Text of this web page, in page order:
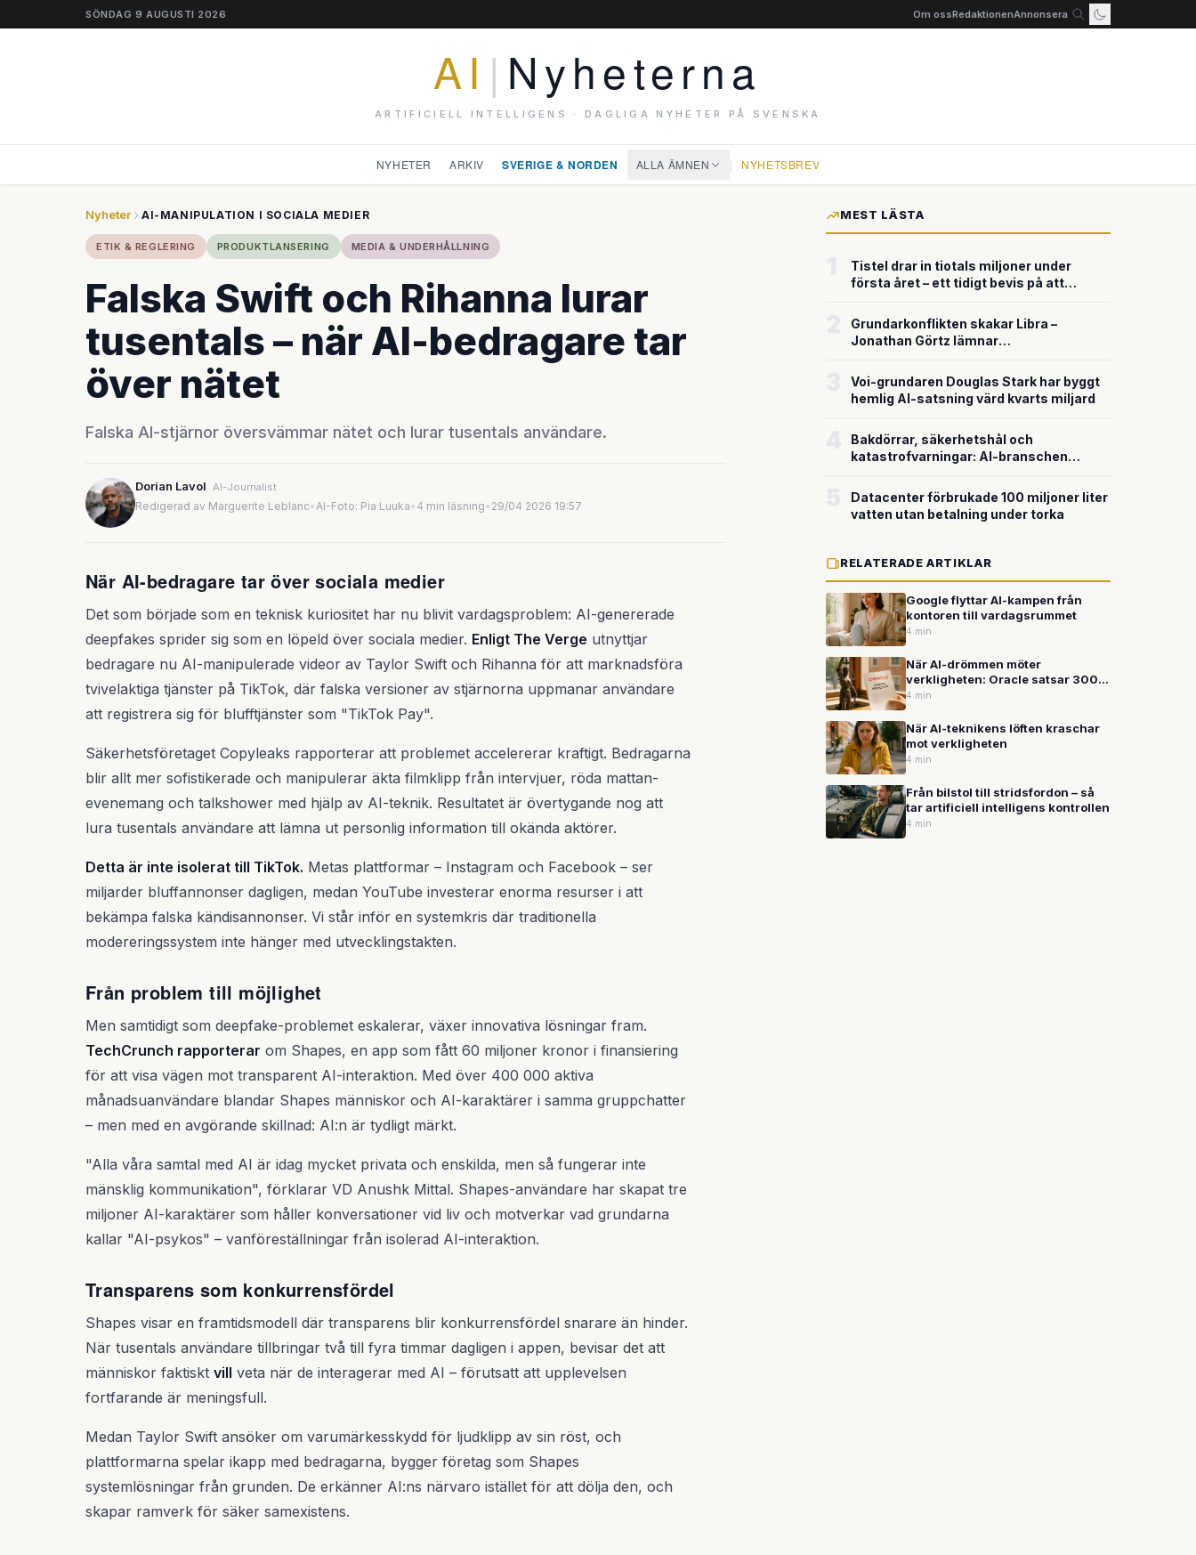
SÖNDAG 9 AUGUSTI 2026 Om ossRedaktionenAnnonsera
AI | Nyheterna
ARTIFICIELL INTELLIGENS · DAGLIGA NYHETER PÅ SVENSKA
NYHETER ARKIV SVERIGE & NORDEN ALLA ÄMNEN | NYHETSBREV
Nyheter AI-MANIPULATION I SOCIALA MEDIER
ETIK & REGLERING PRODUKTLANSERING MEDIA & UNDERHÅLLNING
Falska Swift och Rihanna lurar
tusentals – när AI-bedragare tar
över nätet
Falska AI-stjärnor översvämmar nätet och lurar tusentals användare.
Dorian Lavol AI-Journalist
Redigerad av Marguerite Leblanc•AI-Foto: Pia Luuka• 4 min läsning• 29/04 2026 19:57
När AI-bedragare tar över sociala medier
Det som började som en teknisk kuriositet har nu blivit vardagsproblem: AI-genererade
deepfakes sprider sig som en löpeld över sociala medier. Enligt The Verge utnyttjar
bedragare nu AI-manipulerade videor av Taylor Swift och Rihanna för att marknadsföra
tvivelaktiga tjänster på TikTok, där falska versioner av stjärnorna uppmanar användare
att registrera sig för blufftjänster som "TikTok Pay".
Säkerhetsföretaget Copyleaks rapporterar att problemet accelererar kraftigt. Bedragarna
blir allt mer sofistikerade och manipulerar äkta filmklipp från intervjuer, röda mattan-
evenemang och talkshower med hjälp av AI-teknik. Resultatet är övertygande nog att
lura tusentals användare att lämna ut personlig information till okända aktörer.
Detta är inte isolerat till TikTok. Metas plattformar – Instagram och Facebook – ser
miljarder bluffannonser dagligen, medan YouTube investerar enorma resurser i att
bekämpa falska kändisannonser. Vi står inför en systemkris där traditionella
modereringssystem inte hänger med utvecklingstakten.
Från problem till möjlighet
Men samtidigt som deepfake-problemet eskalerar, växer innovativa lösningar fram.
TechCrunch rapporterar om Shapes, en app som fått 60 miljoner kronor i finansiering
för att visa vägen mot transparent AI-interaktion. Med över 400 000 aktiva
månadsuanvändare blandar Shapes människor och AI-karaktärer i samma gruppchatter
– men med en avgörande skillnad: AI:n är tydligt märkt.
"Alla våra samtal med AI är idag mycket privata och enskilda, men så fungerar inte
mänsklig kommunikation", förklarar VD Anushk Mittal. Shapes-användare har skapat tre
miljoner AI-karaktärer som håller konversationer vid liv och motverkar vad grundarna
kallar "AI-psykos" – vanföreställningar från isolerad AI-interaktion.
Transparens som konkurrensfördel
Shapes visar en framtidsmodell där transparens blir konkurrensfördel snarare än hinder.
När tusentals användare tillbringar två till fyra timmar dagligen i appen, bevisar det att
människor faktiskt vill veta när de interagerar med AI – förutsatt att upplevelsen
fortfarande är meningsfull.
Medan Taylor Swift ansöker om varumärkesskydd för ljudklipp av sin röst, och
plattformarna spelar ikapp med bedragarna, bygger företag som Shapes
systemlösningar från grunden. De erkänner AI:ns närvaro istället för att dölja den, och
skapar ramverk för säker samexistens.
MEST LÄSTA
Tistel drar in tiotals miljoner under
första året – ett tidigt bevis på att
försvarsteknik
Grundarkonflikten skakar Libra –
Jonathan Görtz lämnar
miljardvärderingen
Voi-grundaren Douglas Stark har byggt
hemlig AI-satsning värd kvarts miljard
Bakdörrar, säkerhetshål och
katastrofvarningar: AI-branschen
Datacenter förbrukade 100 miljoner liter
vatten utan betalning under torka
RELATERADE ARTIKLAR
Google flyttar AI-kampen från
kontoren till vardagsrummet
4 min
När AI-drömmen möter
verkligheten: Oracle satsar 300
miljarder medan OpenAI stäms
4 min
När AI-teknikens löften kraschar
mot verkligheten
4 min
Från bilstol till stridsfordon – så
tar artificiell intelligens kontrollen
4 min